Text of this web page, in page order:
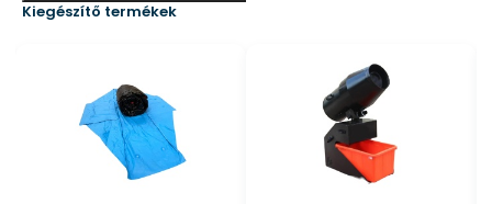
Kiegészítő termékek